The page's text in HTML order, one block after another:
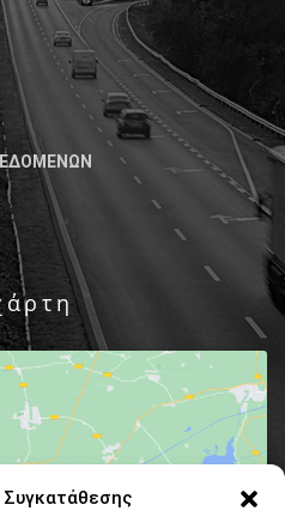
Συγκατάθεσης
'Συμφωνώ' για να